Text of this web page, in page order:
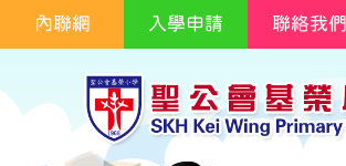
內聯網 入學申請 聯絡我們